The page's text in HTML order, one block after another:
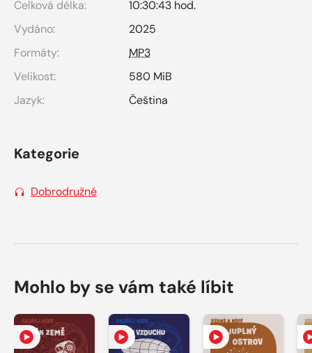
Celková délka:
10:30:43 hod.
Vydáno:
2025
Formáty:
MP3
Velikost:
580 MiB
Jazyk:
Čeština
Kategorie
Dobrodružné
Mohlo by se vám také líbit